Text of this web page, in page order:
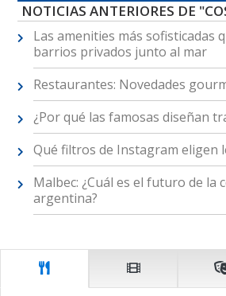
NOTICIAS ANTERIORES DE
Las amenities más sofisticadas
barrios privados junto al mar
Restaurantes: Novedades
¿Por qué las famosas diseñan
Qué filtros de Instagram eligen
Malbec: ¿Cuál es el futuro de la
argentina?